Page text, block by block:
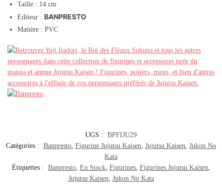
Taille : 14 cm
Editeur : BANPRESTO
Matière : PVC
UGS :
BPFIJU29
Catégories :
Banpresto, Figurine Jujutsu Kaisen, Jujutsu Kaisen, Jukon No
Kata
Étiquettes :
Banpresto, En Stock, Figurines, Figurines Jujutsu Kaisen,
Jujutsu Kaisen, Jukon No Kata